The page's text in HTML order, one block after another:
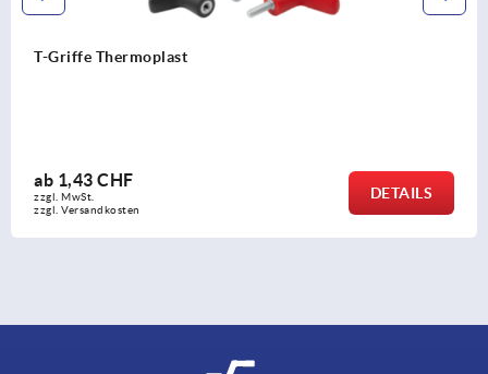
T-Griffe Thermoplast
ab 1,43 CHF
zzgl. MwSt.
zzgl. Versandkosten
DETAILS